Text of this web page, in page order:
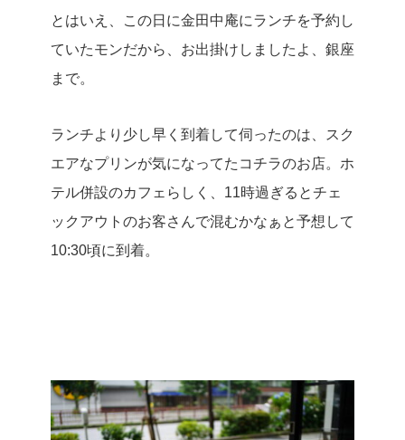
とはいえ、この日に金田中庵にランチを予約し
ていたモンだから、お出掛けしましたよ、銀座
まで。
ランチより少し早く到着して伺ったのは、スク
エアなプリンが気になってたコチラのお店。ホ
テル併設のカフェらしく、11時過ぎるとチェ
ックアウトのお客さんで混むかなぁと予想して
10:30頃に到着。